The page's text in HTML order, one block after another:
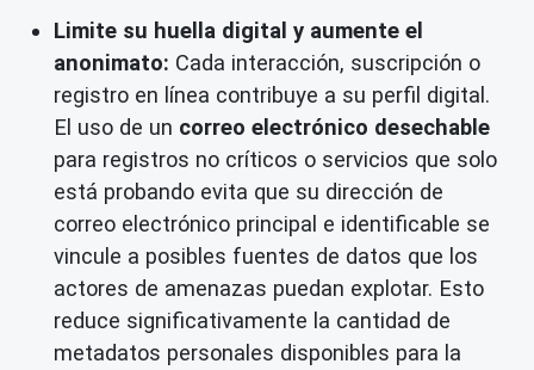
Limite su huella digital y aumente el
anonimato: Cada interacción, suscripción o
registro en línea contribuye a su perfil digital.
El uso de un correo electrónico desechable
para registros no críticos o servicios que solo
está probando evita que su dirección de
correo electrónico principal e identificable se
vincule a posibles fuentes de datos que los
actores de amenazas puedan explotar. Esto
reduce significativamente la cantidad de
metadatos personales disponibles para la